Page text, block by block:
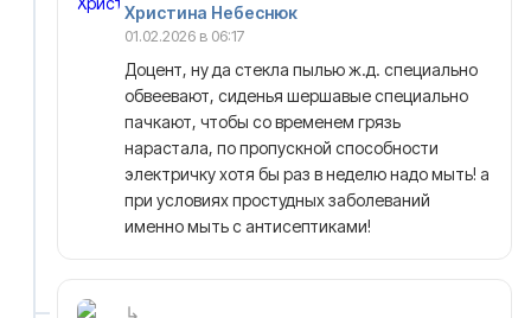
Христина Небеснюк
01.02.2026 в 06:17
Доцент, ну да стекла пылью ж.д. специально
обвеевают, сиденья шершавые специально
пачкают, чтобы со временем грязь
нарастала, по пропускной способности
электричку хотя бы раз в неделю надо мыть! а
при условиях простудных заболеваний
именно мыть с антисептиками!